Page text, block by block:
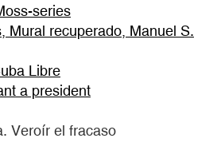
series
Mural recuperado, Manuel S.
Libre
a president
Veroír el fracaso